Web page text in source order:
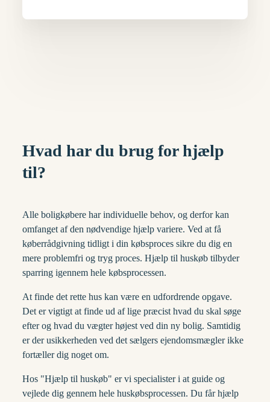
Hvad har du brug for hjælp
til?
Alle boligkøbere har individuelle behov, og derfor kan
omfanget af den nødvendige hjælp variere. Ved at få
køberrådgivning tidligt i din købsproces sikre du dig en
mere problemfri og tryg proces. Hjælp til huskøb tilbyder
sparring igennem hele købsprocessen.
At finde det rette hus kan være en udfordrende opgave.
Det er vigtigt at finde ud af lige præcist hvad du skal søge
efter og hvad du vægter højest ved din ny bolig. Samtidig
er der usikkerheden ved det sælgers ejendomsmægler ikke
fortæller dig noget om.
Hos "Hjælp til huskøb" er vi specialister i at guide og
vejlede dig gennem hele huskøbsprocessen. Du får hjælp